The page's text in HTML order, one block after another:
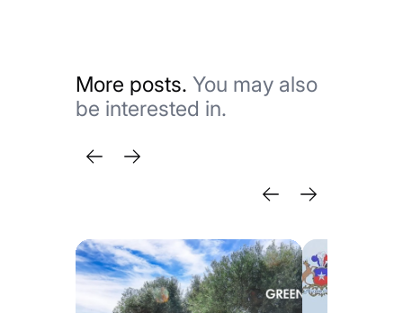
More posts.You may also
be interested in.